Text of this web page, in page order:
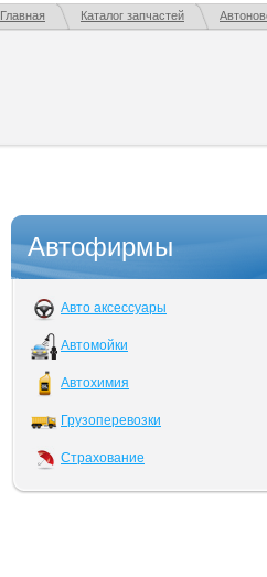
Главная Каталог запчастей
Автофирмы
Авто аксессуары
Автомойки
Автохимия
Грузоперевозки
Страхование